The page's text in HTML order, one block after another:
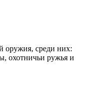
оружия, среди них:
охотничьи ружья и